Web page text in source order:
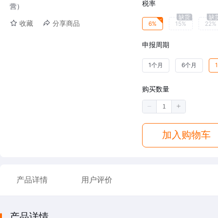
营）
收藏 分享商品
税率
6%
缺货
15%
缺
22%
申报周期
1个月 6个月
购买数量
加入购物车
产品详情 用户评价